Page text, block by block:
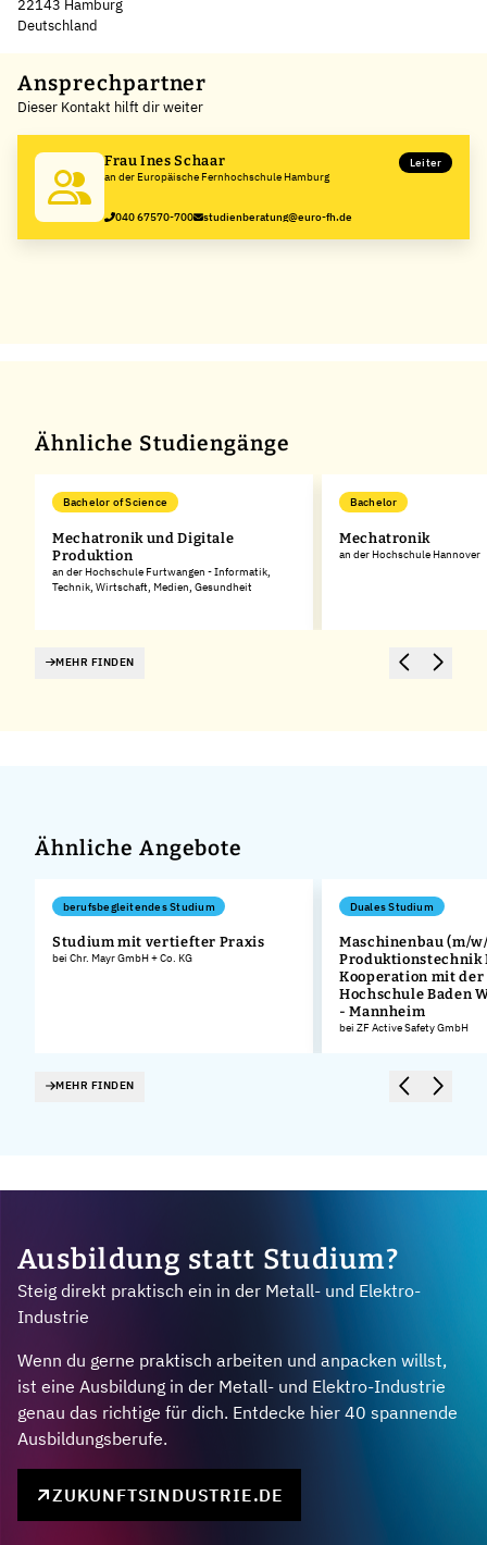
22143 Hamburg
Deutschland
+
−
Ansprechpartner
Dieser Kontakt hilft dir weiter
Frau Ines Schaar
an der Europäische Fernhochschule Hamburg
Leiter
040 67570-700 studienberatung@euro-fh.de
Ähnliche Studiengänge
Bachelor of Science
Mechatronik und Digitale
Produktion
an der Hochschule Furtwangen - Informatik,
Technik, Wirtschaft, Medien, Gesundheit
Bachelor
Mechatronik
an der Hochschule Hannover
MEHR FINDEN
Ähnliche Angebote
berufsbegleitendes Studium
Studium mit vertiefter Praxis
bei Chr. Mayr GmbH + Co. KG
Duales Studium
Maschinenbau (m/
Produktionstechnik
Kooperation mit der
Hochschule Baden
- Mannheim
bei ZF Active Safety GmbH
MEHR FINDEN
Ausbildung statt Studium?
Steig direkt praktisch ein in der Metall- und Elektro-
Industrie
Wenn du gerne praktisch arbeiten und anpacken willst,
ist eine Ausbildung in der Metall- und Elektro-Industrie
genau das richtige für dich. Entdecke hier 40 spannende
Ausbildungsberufe.
ZUKUNFTSINDUSTRIE.DE